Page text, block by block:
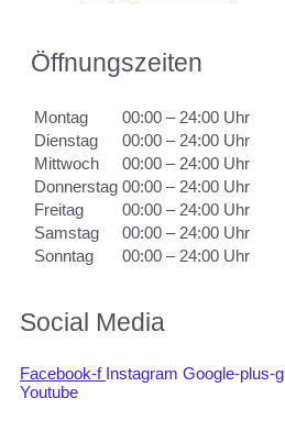
Öffnungszeiten
Montag
00:00 – 24:00 Uhr
Dienstag
00:00 – 24:00 Uhr
Mittwoch
00:00 – 24:00 Uhr
Donnerstag 00:00 – 24:00 Uhr
Freitag
00:00 – 24:00 Uhr
Samstag
00:00 – 24:00 Uhr
Sonntag
00:00 – 24:00 Uhr
Social Media
Facebook-f Instagram Google-plus-g
Youtube